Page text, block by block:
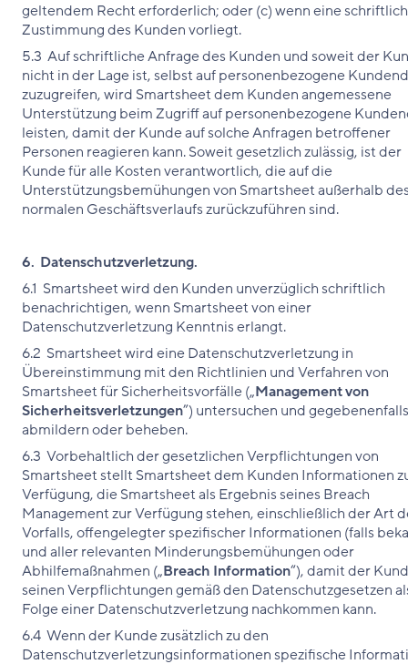
geltendem Recht erforderlich; oder (c) wenn eine
Zustimmung des Kunden vorliegt.
5.3 Auf schriftliche Anfrage des Kunden und soweit der
nicht in der Lage ist, selbst auf personenbezogene
zuzugreifen, wird Smartsheet dem Kunden angemessene
Unterstützung beim Zugriff auf personenbezogene
leisten, damit der Kunde auf solche Anfragen betroffener
Personen reagieren kann. Soweit gesetzlich zulässig, ist der
Kunde für alle Kosten verantwortlich, die auf die
Unterstützungsbemühungen von Smartsheet außerhalb
normalen Geschäftsverlaufs zurückzuführen sind.
6. Datenschutzverletzung.
6.1 Smartsheet wird den Kunden unverzüglich schriftlich
benachrichtigen, wenn Smartsheet von einer
Datenschutzverletzung Kenntnis erlangt.
6.2 Smartsheet wird eine Datenschutzverletzung in
Übereinstimmung mit den Richtlinien und Verfahren von
Smartsheet für Sicherheitsvorfälle („Management von
Sicherheitsverletzungen”) untersuchen und gegebenenfalls
abmildern oder beheben.
6.3 Vorbehaltlich der gesetzlichen Verpflichtungen von
Smartsheet stellt Smartsheet dem Kunden Informationen
Verfügung, die Smartsheet als Ergebnis seines Breach
Management zur Verfügung stehen, einschließlich der Art
Vorfalls, offengelegter spezifischer Informationen (falls
und aller relevanten Minderungsbemühungen oder
Abhilfemaßnahmen („Breach Information“), damit der
seinen Verpflichtungen gemäß den Datenschutzgesetzen
Folge einer Datenschutzverletzung nachkommen kann.
6.4 Wenn der Kunde zusätzlich zu den
Datenschutzverletzungsinformationen spezifische